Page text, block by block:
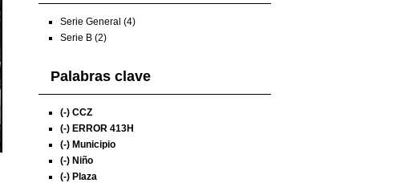
Serie General (4)
Serie B (2)
Palabras clave
(-) CCZ
(-) ERROR 413H
(-) Municipio
(-) Niño
(-) Plaza